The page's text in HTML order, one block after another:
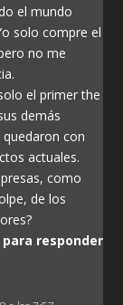
el mundo
solo compre el
no me
el primer the
demás
con
actuales.
como
de los
responder